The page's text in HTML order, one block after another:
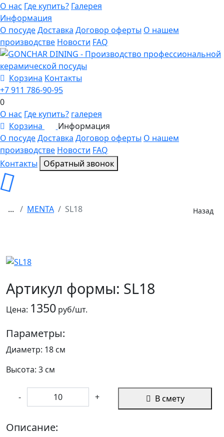
О нас Где купить? Галерея
Информация
О посудеДоставка Договор оферты О нашем
производстве Новости FAQ
Корзина Контакты
+7 911 786-90-95
0
О нас Где купить? галерея
Корзина
Информация
О посудеДоставка Договор оферты О нашем
производстве Новости FAQ
Контакты
Обратный звонок
... MENTA SL18 Назад
Артикул формы: SL18
Цена: 1350 руб/шт.
Параметры:
Диаметр: 18 см
Высота: 3 см
- + В смету
Описание: